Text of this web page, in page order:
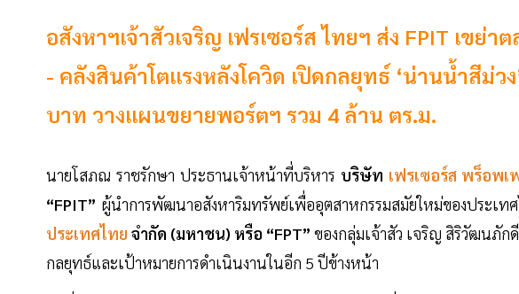
อสังหาฯเจ้าสัวเจริญ เฟรเซอร์ส ไทยฯ ส่ง FPIT เขย่
- คลังสินค้าโตแรงหลังโควิด เปิดกลยุทธ์ ‘น่านน้ำสีม่ว
บาท วางแผนขยายพอร์ตฯ รวม 4 ล้าน ตร.ม.
นายโสภณ ราชรักษา ประธานเจ้าหน้าที่บริหาร บริษัท เฟรเซอร์ส พร็อพ
“FPIT” ผู้นำการพัฒนาอสังหาริมทรัพย์เพื่ออุตสาหกรรมสมัยใหม่ของประเท
ประเทศไทย จำกัด (มหาชน) หรือ “FPT” ของกลุ่มเจ้าสัว เจริญ สิริวัฒนภั
กลยุทธ์และเป้าหมายการดำเนินงานในอีก 5 ปีข้างหน้า